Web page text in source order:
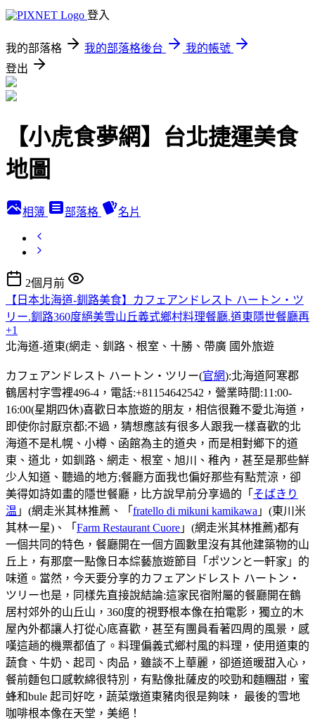
登入
我的部落格 我的部落格後台
我的帳號
登出
【小虎食夢網】台北捷運美食
地圖
相簿 部落格 名片
2個月前
【日本北海道-釧路美食】カフェアンドレスト ハートン・ツ
リー.釧路360度絕美雪山丘義式鄉村料理餐廳.道東隱世餐廳再
+1
北海道-道東(網走、釧路、根室、十勝、帶廣 國外旅遊
カフェアンドレスト ハートン・ツリー(官網):北海道阿寒郡
鶴居村字雪裡496-4，電話:+81154642542，營業時間:11:00-
16:00(星期四休)喜歡日本旅遊的朋友，相信很難不愛北海道，
即使你討厭京都;不過，猜想應該有很多人跟我一樣喜歡的北
海道不是札幌、小樽、函館為主的道央，而是相對鄉下的道
東、道北，如釧路、網走、根室、旭川、稚內，甚至是那些鮮
少人知道、聽過的地方;餐廳方面我也偏好那些有點荒涼，卻
美得如詩如畫的隱世餐廳，比方說早前分享過的「 そばきり
温 」(網走米其林推薦、「 fratello di mikuni kamikawa 」(東川米
其林一星)、「 Farm Restaurant Cuore 」(網走米其林推薦)都有
一個共同的特色，餐廳開在一個方圓數里沒有其他建築物的山
丘上，有那麼一點像日本綜藝旅遊節目「ポツンと一軒家」的
味道。當然，今天要分享的カフェアンドレスト ハートン・
ツリー也是，同樣先直接說結論:這家民宿附屬的餐廳開在鶴
居村郊外的山丘山，360度的視野根本像在拍電影，獨立的木
屋內外都讓人打從心底喜歡，甚至有團員看著四周的風景，感
嘆這趟的機票都值了。料理偏義式鄉村風的料理，使用道東的
蔬食、牛奶、起司、肉品，雖談不上華麗，卻道道暖甜入心，
餐前麵包口感軟綿很特別，有點像批薩皮的咬勁和麵糰甜，蜜
蜂和bule 起司好吃，蔬菜燉道東豬肉很是夠味， 最後的雪地
咖啡根本像在天堂，美絕！